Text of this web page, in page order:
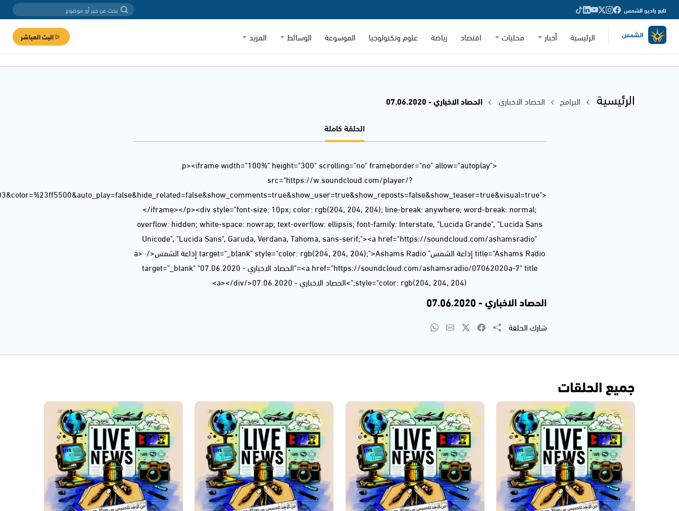
تابع راديو الشمس
الرئيسية أخبار محليات اقتصاد رياضة علوم وتكنولوجيا الموسوعة الوسائط المزيد البث المباشر
الرئيسية البرامج الحصاد الاخباري
الحصاد الاخباري - 07.06.2020
الحلقة كاملة
<p><iframe width="100%" height="300" scrolling="no" frameborder="no" allow="autoplay"
src="https://w.soundcloud.com/player/?
</iframe></p><div style="font-size: 10px; color: rgb(204, 204, 204); line-break: anywhere; word-break: normal;
overflow: hidden; white-space: nowrap; text-overflow: ellipsis; font-family: Interstate, "Lucida Grande", "Lucida Sans
Unicode", "Lucida Sans", Garuda, Verdana, Tahoma, sans-serif;"><a href="https://soundcloud.com/ashamsradio"
title="Ashams Radio إذاعة الشمس" target="_blank" style="color: rgb(204, 204, 204);">Ashams Radio إذاعة الشمس</a> ·
<a href="https://soundcloud.com/ashamsradio/07062020a-7" title="الحصاد الاخباري - 07.06.2020" target="_blank"
style="color: rgb(204, 204, 204);">الحصاد الاخباري - 07.06.2020</a></div>
الحصاد الاخباري - 07.06.2020
شارك الحلقة
جميع الحلقات